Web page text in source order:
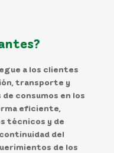
a los clientes
transporte y
consumos en los
eficiente,
técnicos y de
del
de los